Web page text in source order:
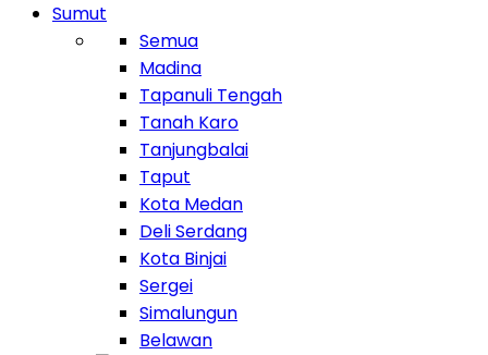
Sumut
Semua
Madina
Tapanuli Tengah
Tanah Karo
Tanjungbalai
Taput
Kota Medan
Deli Serdang
Kota Binjai
Sergei
Simalungun
Belawan